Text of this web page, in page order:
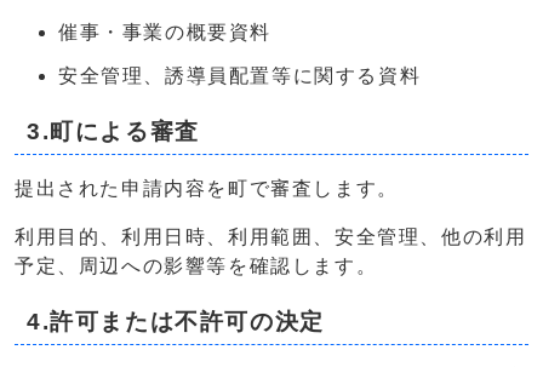
催事・事業の概要資料
安全管理、誘導員配置等に関する資料
3.町による審査
提出された申請内容を町で審査します。
利用目的、利用日時、利用範囲、安全管理、他の利用
予定、周辺への影響等を確認します。
4.許可または不許可の決定